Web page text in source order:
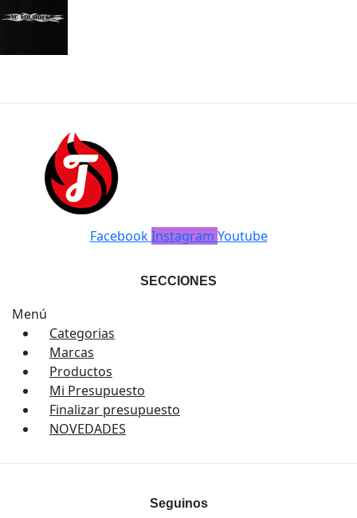
Facebook Instagram Youtube
SECCIONES
Menú
Categorias
Marcas
Productos
Mi Presupuesto
Finalizar presupuesto
NOVEDADES
Seguinos